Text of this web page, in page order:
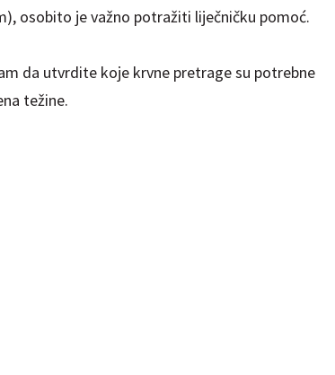
osobito je važno potražiti liječničku pomoć.
da utvrdite koje krvne pretrage su potrebne
težine.